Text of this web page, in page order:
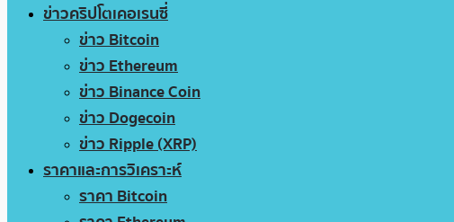
ข่าวคริปโตเคอเรนซี่
ข่าว Bitcoin
ข่าว Ethereum
ข่าว Binance Coin
ข่าว Dogecoin
ข่าว Ripple (XRP)
ราคาและการวิเคราะห์
ราคา Bitcoin